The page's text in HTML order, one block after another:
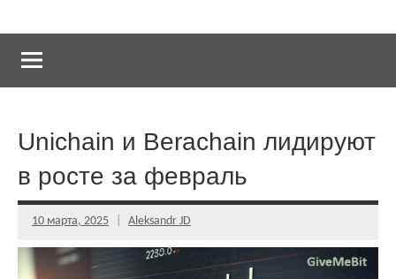
Unichain и Berachain лидируют
в росте за февраль
10 марта, 2025 Aleksandr JD